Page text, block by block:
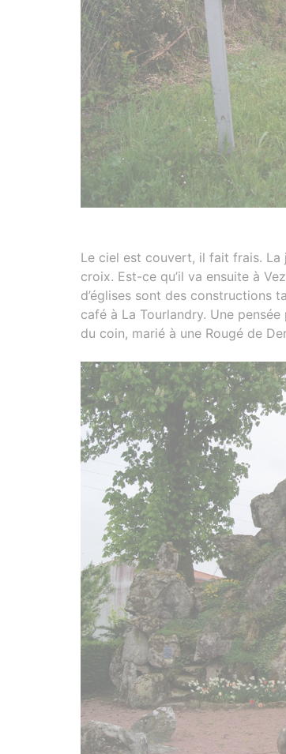
Le ciel est couvert, il fait frais. La
croix. Est-ce qu’il va ensuite à
d’églises sont des constructions
café à La Tourlandry. Une
du coin, marié à une Rougé de